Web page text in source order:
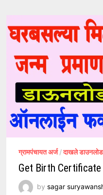
ग्रामपंचायत अर्ज/दाखले डाउनलोड
Get Birth
by sagar